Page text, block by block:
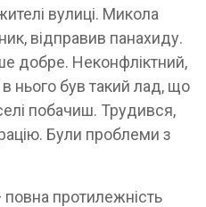
вулиці. Микола
відправив панахиду.
добре. Неконфліктний,
нього був такий лад, що
побачиш. Трудився,
Були проблеми з
повна протилежність